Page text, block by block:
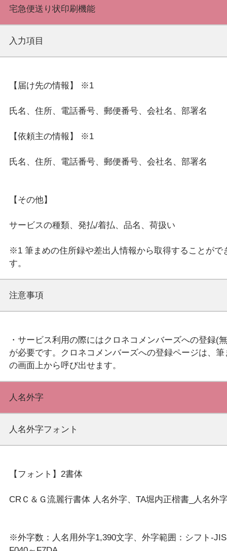
宅急便送り状印刷機能
入力項目
【届け先の情報】 ※1
氏名、住所、電話番号、郵便番号、会社名、部署名
【依頼主の情報】 ※1
氏名、住所、電話番号、郵便番号、会社名、部署名
【その他】
サービスの種類、発払/着払、品名、荷扱い
※1 筆まめの住所録や差出人情報から取得することがで
注意事項
・サービス利用の際にはクロネコメンバーズへの登録(
が必要です。クロネコメンバーズへの登録ページは、筆
人名外字
人名外字フォント
【フォント】2書体
CRＣ＆Ｇ流麗行書体 人名外字、TA堀内正楷書_人名外
※外字数：人名用外字1,390文字、外字範囲：シフト-JIS